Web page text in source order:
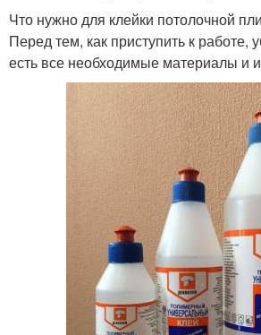
Что нужно для клейки потолочной
Перед тем, как приступить к работе,
есть все необходимые материалы и